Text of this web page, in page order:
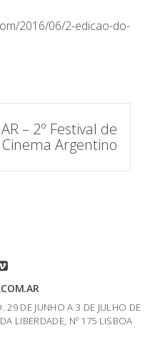
2016/06/2-edicao-do-
AR – 2º Festival de
Cinema Argentino
29 DE JUNHO A 3 DE JULHO DE
LIBERDADE, Nº 175 LISBOA